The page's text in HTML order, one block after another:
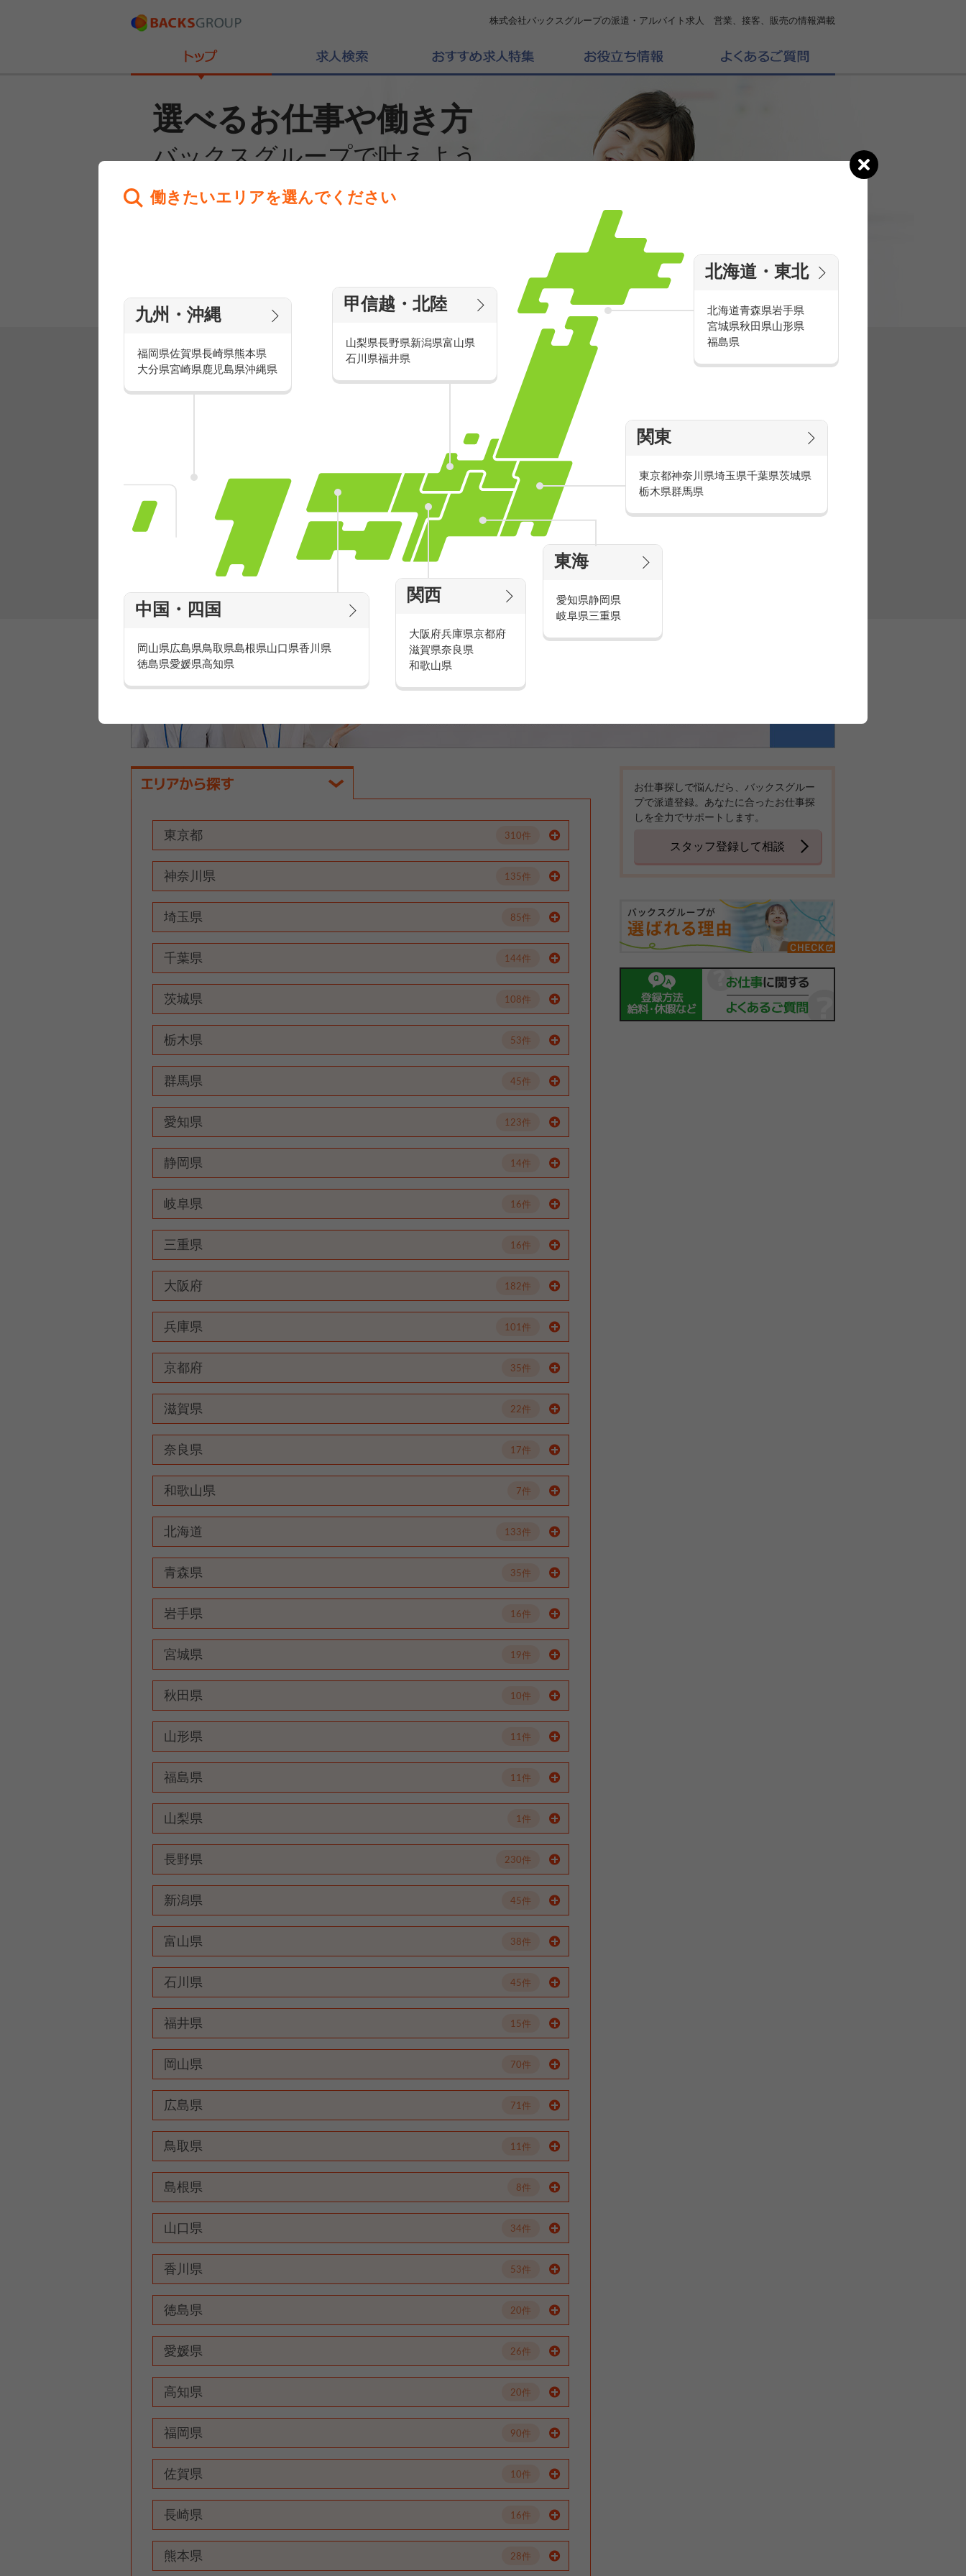
株式会社バックスグループの派遣・アルバイト求人 営業、接客、販売の情報満載
選べるお仕事や働き方
バックスグループで叶えよう
働きたいエリアを選んでください
エリアの
働きたいエリアを選んでください
北海道・東北
北海道青森県岩手県
宮城県秋田県山形県
福島県
関東
東京都神奈川県埼玉県千葉県茨城県
栃木県群馬県
東海
愛知県静岡県
岐阜県三重県
関西
大阪府兵庫県京都府
滋賀県奈良県
和歌山県
中国・四国
岡山県広島県鳥取県島根県山口県香川県
徳島県愛媛県高知県
九州・沖縄
福岡県佐賀県長崎県熊本県
大分県宮崎県鹿児島県沖縄県
甲信越・北陸
山梨県長野県新潟県富山県
石川県福井県
派遣・アルバイトのおすすめ求人特集
有名ブランドで楽しく働こう
人気を誇るブランドで 販売&店舗運営スタッ
フ積極採用中！
家電量販店の派遣・バイト求人
家電量販店で働くメリットをご紹介！
官庁・官公庁のお仕事とは
東京都 310件
神奈川県 135件
埼玉県 85件
千葉県 144件
茨城県 108件
栃木県 53件
群馬県 45件
愛知県 123件
静岡県 14件
岐阜県 16件
三重県 16件
大阪府 182件
兵庫県 101件
京都府 35件
滋賀県 22件
奈良県 17件
和歌山県 7件
北海道 133件
青森県 35件
岩手県 16件
宮城県 19件
秋田県 10件
山形県 11件
福島県 11件
山梨県 1件
長野県 230件
新潟県 45件
富山県 38件
石川県 45件
福井県 15件
岡山県 70件
広島県 71件
鳥取県 11件
島根県 8件
山口県 34件
香川県 53件
徳島県 20件
愛媛県 26件
高知県 20件
福岡県 90件
佐賀県 10件
長崎県 16件
熊本県 28件
お仕事探しで悩んだら、バックスグルー
プで派遣登録。あなたに合ったお仕事探
しを全力でサポートします。
スタッフ登録して相談